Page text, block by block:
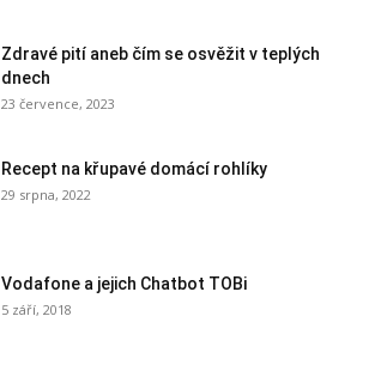
Zdravé pití aneb čím se osvěžit v teplých
dnech
23 července, 2023
Recept na křupavé domácí rohlíky
29 srpna, 2022
Vodafone a jejich Chatbot TOBi
5 září, 2018